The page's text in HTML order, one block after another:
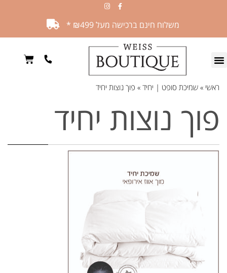
משלוח חינם ברכישה מעל ₪499 *
ראשי » שמיכת סופט | יחיד » פוך נוצות יחיד
פוך נוצות יחיד